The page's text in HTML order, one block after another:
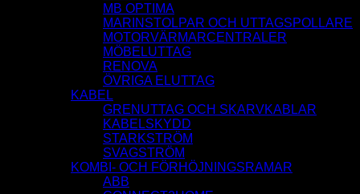
MB OPTIMA
MARINSTOLPAR OCH UTTAGSPOLLARE
MOTORVÄRMARCENTRALER
MÖBELUTTAG
RENOVA
ÖVRIGA ELUTTAG
KABEL
GRENUTTAG OCH SKARVKABLAR
KABELSKYDD
STARKSTRÖM
SVAGSTRÖM
KOMBI- OCH FÖRHÖJNINGSRAMAR
ABB